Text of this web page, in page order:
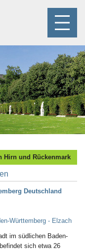
Hirn und Rückenmark
Deutschland
Württemberg - Elzach
im südlichen Baden-
sich etwa 26